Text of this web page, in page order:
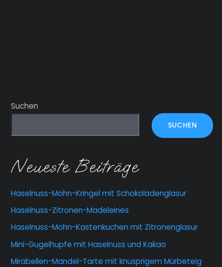
Suchen
SUCHEN
Neueste Beiträge
Haselnuss-Mohn-Kringel mit Schokoladenglasur
Haselnuss-Zitronen-Madeleines
Haselnuss-Mohn-Kastenkuchen mit Zitronenglasur
Mini-Gugelhupfe mit Haselnuss und Kakao
Mirabellen-Mandel-Tarte mit knusprigem Mürbeteig